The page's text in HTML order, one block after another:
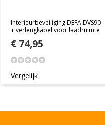
Interieurbeveiliging DEFA DVS90
+ verlengkabel voor laadruimte
€ 74,95
Vergelijk